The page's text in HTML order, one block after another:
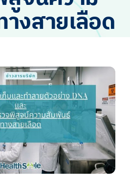
งสายเลือด